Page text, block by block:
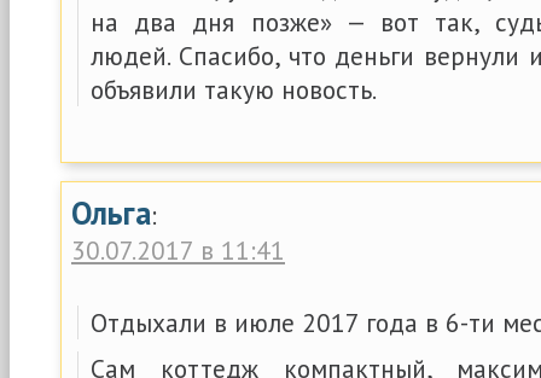
на два дня позже» — вот так,
людей. Спасибо, что деньги вернули
объявили такую новость.
Ольга:
30.07.2017 в 11:41
Отдыхали в июле 2017 года в 6-ти
Сам коттедж компактный,